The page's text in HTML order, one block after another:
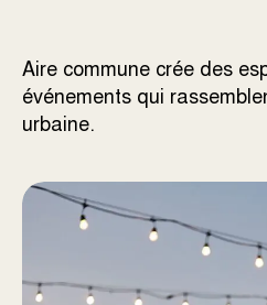
Aire commune crée des
événements qui
urbaine.